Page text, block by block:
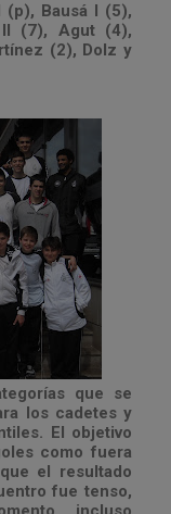
(p), Bausá I (5),
II (7), Agut (4),
(2), Dolz y
que se
los cadetes y
El objetivo
como fuera
el resultado
fue tenso,